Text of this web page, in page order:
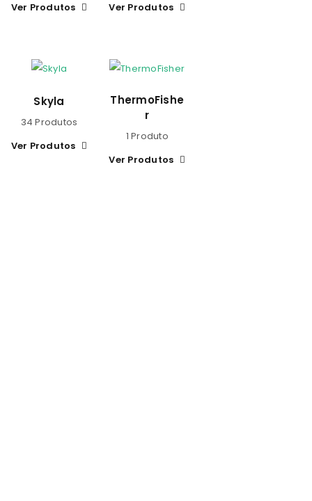
Ver Produtos
Ver Produtos
Skyla
34 Produtos
Ver Produtos
ThermoFishe
r
1 Produto
Ver Produtos